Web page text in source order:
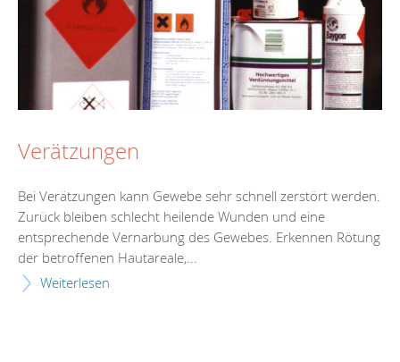
Verätzungen
Bei Verätzungen kann Gewebe sehr schnell zerstört werden.
Zurück bleiben schlecht heilende Wunden und eine
entsprechende Vernarbung des Gewebes. Erkennen Rötung
der betroffenen Hautareale,...
Weiterlesen